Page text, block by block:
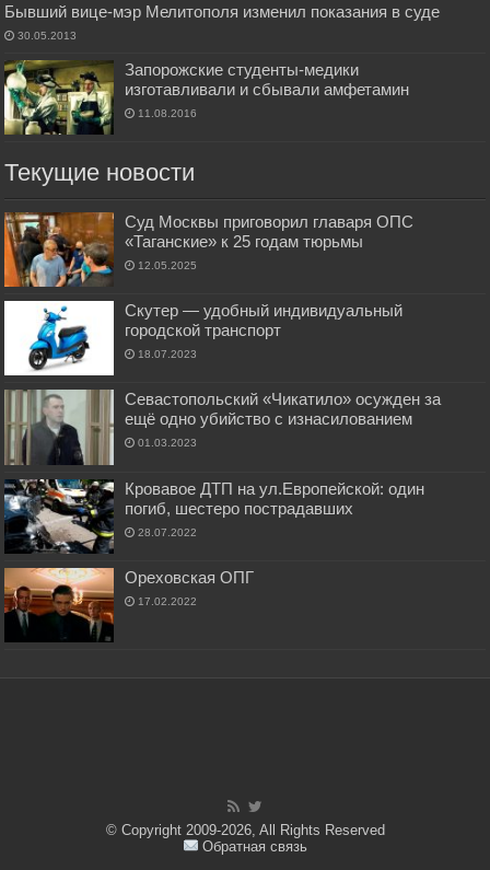
Бывший вице-мэр Мелитополя изменил показания в суде
30.05.2013
Запорожские студенты-медики
изготавливали и сбывали амфетамин
11.08.2016
Текущие новости
Суд Москвы приговорил главаря ОПС
«Таганские» к 25 годам тюрьмы
12.05.2025
Скутер — удобный индивидуальный
городской транспорт
18.07.2023
Севастопольский «Чикатило» осужден за
ещё одно убийство с изнасилованием
01.03.2023
Кровавое ДТП на ул.Европейской: один
погиб, шестеро пострадавших
28.07.2022
Ореховская ОПГ
17.02.2022
© Copyright 2009-2026, All Rights Reserved
Обратная связь